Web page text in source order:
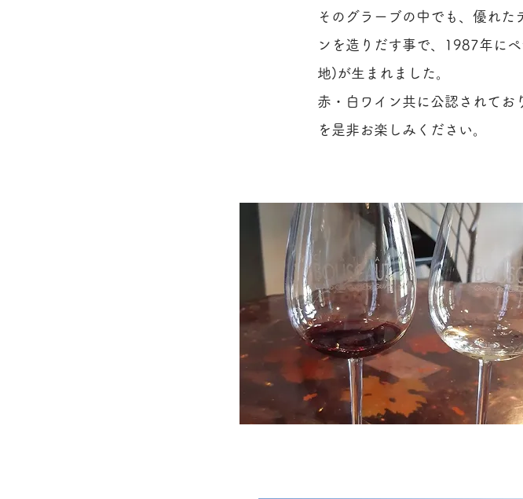
そのグラーブの中でも、優れた
ンを造りだす事で、1987年に
地)が生まれました。
赤・白ワイン共に公認されてお
を是非お楽しみください。